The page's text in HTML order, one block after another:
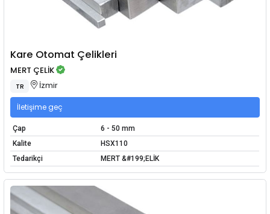
Kare Otomat Çelikleri
MERT ÇELİK
TR İzmir
İletişime geç
Çap
6 - 50 mm
Kalite
HSX110
Tedarikçi
MERT &#199;ELİK